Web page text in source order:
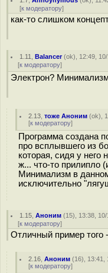
[к модератору]
как-то слишком
1.11 ,Balancer(ok), 12:49,
[к модератору]
Электрон?
2.13 ,тоже Аноним (ok),
[к модератору]
Программа создана
про всплывшего из
которая, сидя у него
ж... что-то прилипло
Минимализм в
исключительно
1.15 ,Аноним (15), 13:38,
[к модератору]
Отличный пример того
2.16 ,Аноним (16), 13:41,
[к модератору]